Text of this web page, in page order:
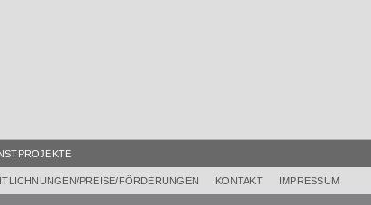
PREISE/FÖRDERUNGEN KONTAKT IMPRESSUM